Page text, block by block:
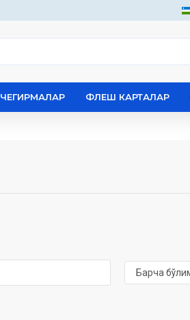
ЧЕГИРМАЛАР ФЛЕШ КАРТАЛАР